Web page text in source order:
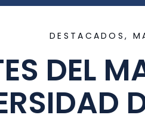
DESTACADOS,
DEL